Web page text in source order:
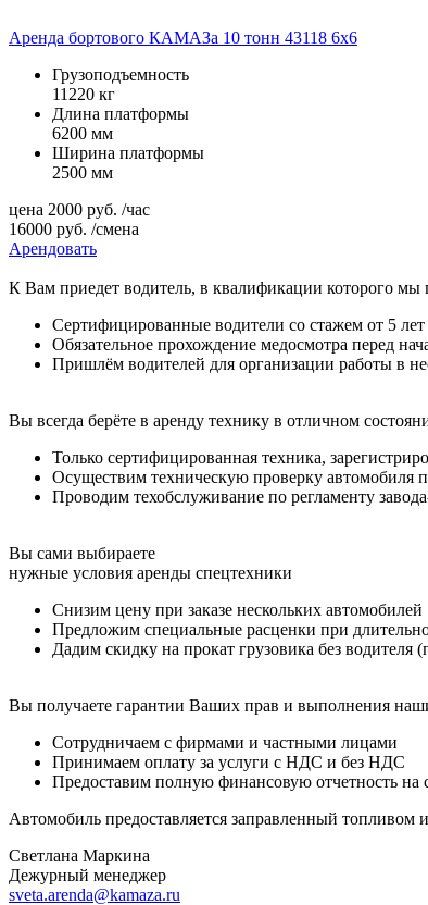
Аренда бортового КАМАЗа 10 тонн 43118 6х6
Грузоподъемность
11220 кг
Длина платформы
6200 мм
Ширина платформы
2500 мм
цена 2000 руб. /час
16000 руб. /смена
Арендовать
К Вам приедет водитель, в квалификации которого мы
Сертифицированные водители со стажем от 5 лет
Обязательное прохождение медосмотра перед
Пришлём водителей для организации работы в
Вы всегда берёте в аренду технику в отличном
Только сертифицированная техника,
Осуществим техническую проверку автомобиля
Проводим техобслуживание по регламенту
Вы сами выбираете
нужные условия аренды спецтехники
Снизим цену при заказе нескольких автомобилей
Предложим специальные расценки при
Дадим скидку на прокат грузовика без водителя
Вы получаете гарантии Ваших прав и выполнения
Сотрудничаем с фирмами и частными лицами
Принимаем оплату за услуги с НДС и без НДС
Предоставим полную финансовую отчетность на
Автомобиль предоставляется заправленный топливом
Светлана Маркина
Дежурный менеджер
sveta.arenda@kamaza.ru